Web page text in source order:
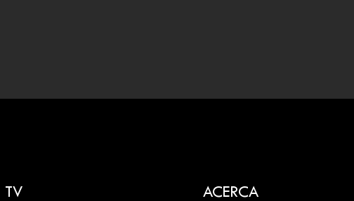
TV ACERCA